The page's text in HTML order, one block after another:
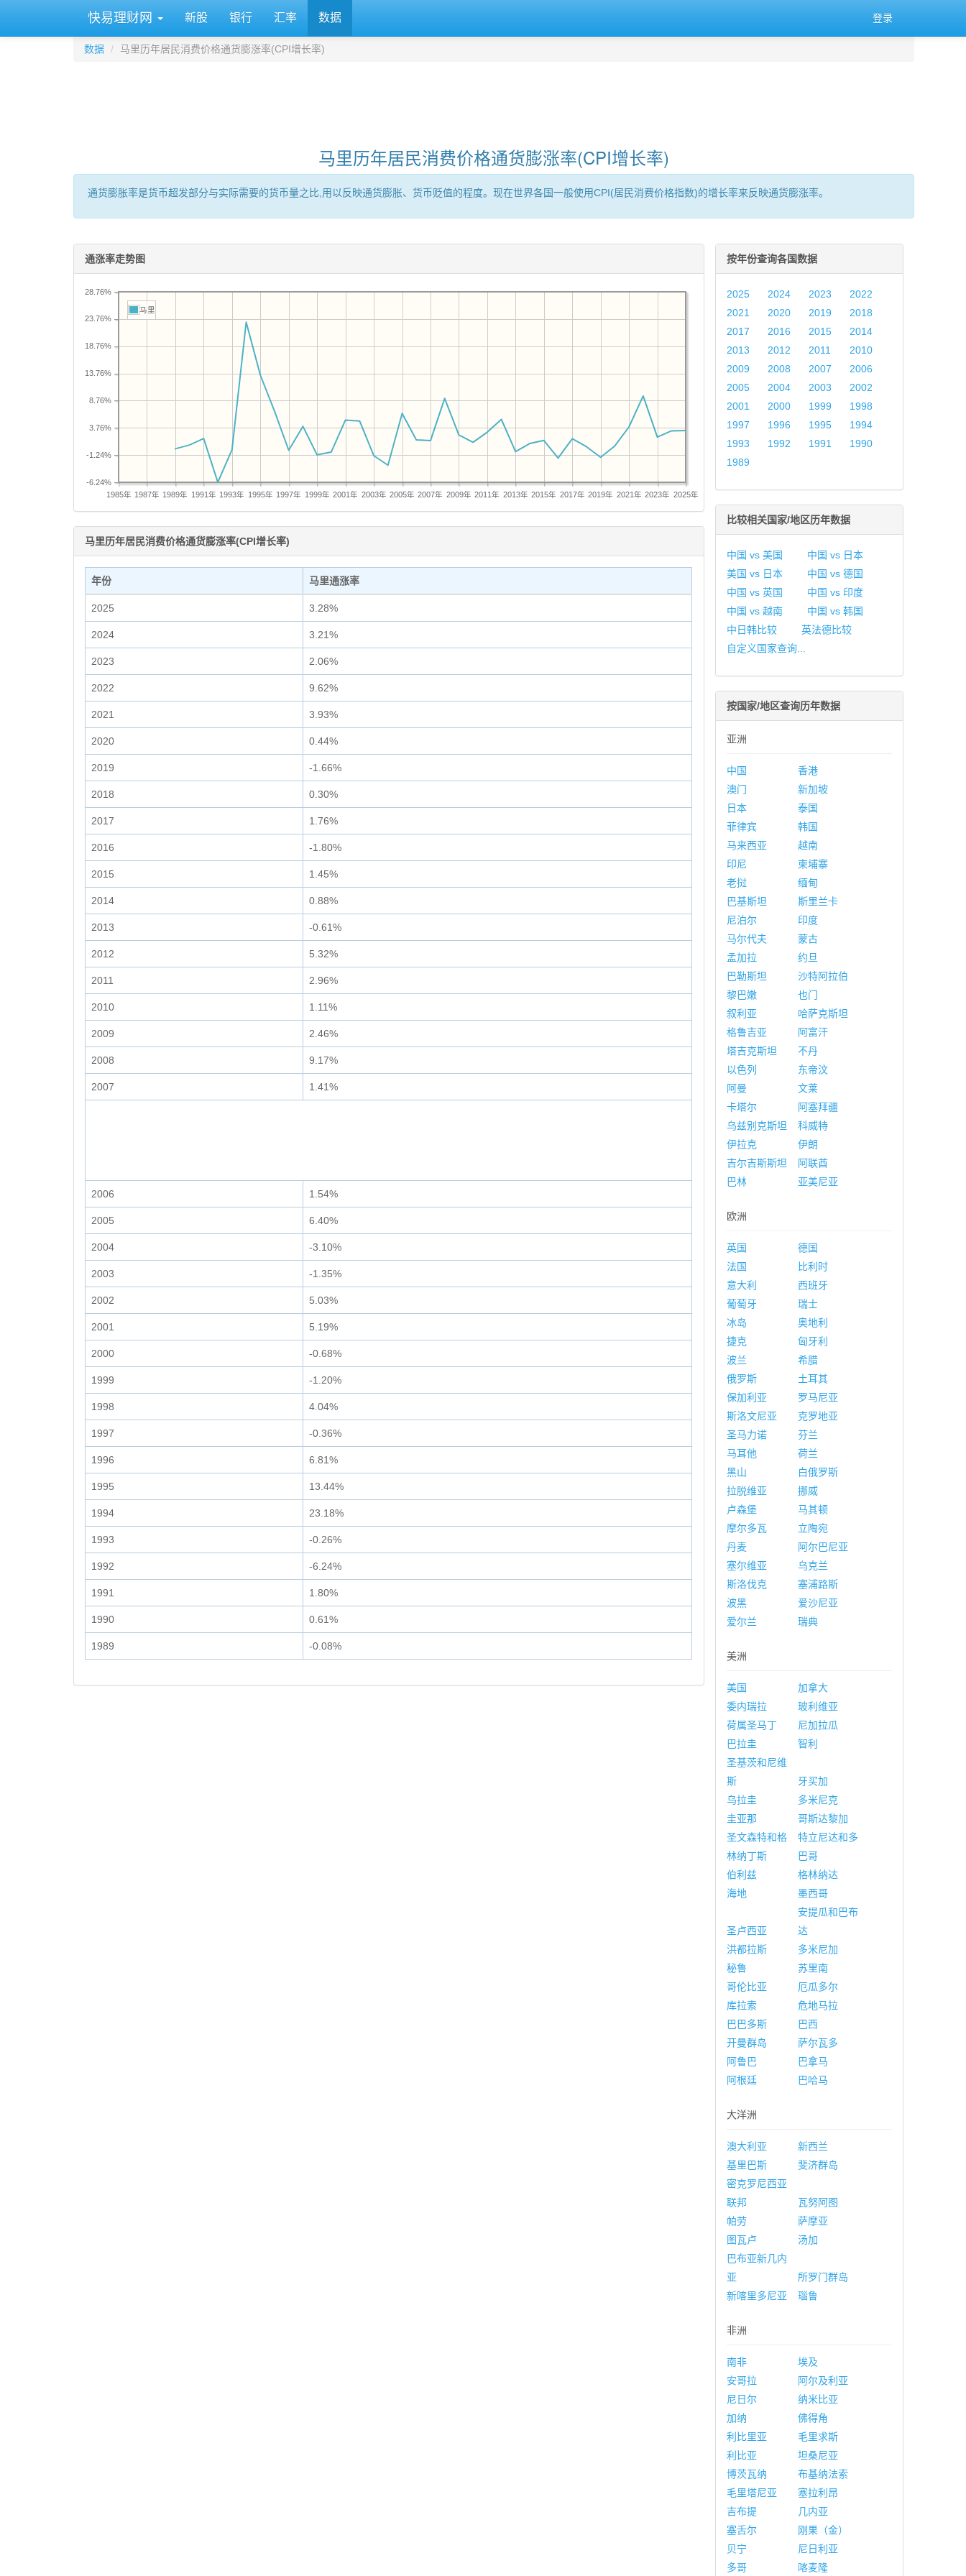
快易理财网 新股 银行 汇率 数据 登录
数据 马里历年居民消费价格通货膨涨率(CPI增长率)
马里历年居民消费价格通货膨涨率(CPI增长率)
通货膨胀率是货币超发部分与实际需要的货币量之比,用以反映通货膨胀、货币贬值的程度。现在世界各国一般使用CPI(居民消费价格指数)的增长率来反映通货膨涨率。
通涨率走势图
1985年 1987年 1989年 1991年 1993年 1995年 1997年 1999年 2001年 2003年 2005年 2007年 2009年 2011年 2013年 2015年 2017年 2019年 2021年 2023年 2025年
-6.24%
-1.24%
3.76%
8.76%
13.76%
18.76%
23.76%
28.76%
马里
马里历年居民消费价格通货膨涨率(CPI增长率)
年份 马里通涨率
2025 3.28%
2024 3.21%
2023 2.06%
2022 9.62%
2021 3.93%
2020 0.44%
2019 -1.66%
2018 0.30%
2017 1.76%
2016 -1.80%
2015 1.45%
2014 0.88%
2013 -0.61%
2012 5.32%
2011 2.96%
2010 1.11%
2009 2.46%
2008 9.17%
2007 1.41%
2006 1.54%
2005 6.40%
2004 -3.10%
2003 -1.35%
2002 5.03%
2001 5.19%
2000 -0.68%
1999 -1.20%
1998 4.04%
1997 -0.36%
1996 6.81%
1995 13.44%
1994 23.18%
1993 -0.26%
1992 -6.24%
1991 1.80%
1990 0.61%
1989 -0.08%
按年份查询各国数据
2025 2024 2023
2022
2021
2020 2019
2018
2017
2016 2015
2014
2013
2012 2011
2010
2009
2008 2007
2006
2005
2004 2003
2002
2001
2000 1999
1998
1997
1996 1995
1994
1993
1992 1991
1990
1989
比较相关国家/地区历年数据
中国 vs 美国
中国 vs 日本
美国 vs 日本
中国 vs 德国
中国 vs 英国
中国 vs 印度
中国 vs 越南
中国 vs 韩国
中日韩比较
英法德比较
自定义国家查询...
按国家/地区查询历年数据
亚洲
中国
香港
澳门
新加坡
日本
泰国
菲律宾
韩国
马来西亚
越南
印尼
柬埔寨
老挝
缅甸
巴基斯坦
斯里兰卡
尼泊尔
印度
马尔代夫
蒙古
孟加拉
约旦
巴勒斯坦
沙特阿拉伯
黎巴嫩
也门
叙利亚
哈萨克斯坦
格鲁吉亚
阿富汗
塔吉克斯坦
不丹
以色列
东帝汶
阿曼
文莱
卡塔尔
阿塞拜疆
乌兹别克斯坦
科威特
伊拉克
伊朗
吉尔吉斯斯坦
阿联酋
巴林
亚美尼亚
欧洲
英国
德国
法国
比利时
意大利
西班牙
葡萄牙
瑞士
冰岛
奥地利
捷克
匈牙利
波兰
希腊
俄罗斯
土耳其
保加利亚
罗马尼亚
斯洛文尼亚
克罗地亚
圣马力诺
芬兰
马耳他
荷兰
黑山
白俄罗斯
拉脱维亚
挪威
卢森堡
马其顿
摩尔多瓦
立陶宛
丹麦
阿尔巴尼亚
塞尔维亚
乌克兰
斯洛伐克
塞浦路斯
波黑
爱沙尼亚
爱尔兰
瑞典
美洲
美国
加拿大
委内瑞拉
玻利维亚
荷属圣马丁
尼加拉瓜
巴拉圭
智利
圣基茨和尼维
斯
牙买加
乌拉圭
多米尼克
圭亚那
哥斯达黎加
圣文森特和格
林纳丁斯
特立尼达和多
巴哥
伯利兹
格林纳达
海地
墨西哥
圣卢西亚
安提瓜和巴布
达
洪都拉斯
多米尼加
秘鲁
苏里南
哥伦比亚
厄瓜多尔
库拉索
危地马拉
巴巴多斯
巴西
开曼群岛
萨尔瓦多
阿鲁巴
巴拿马
阿根廷
巴哈马
大洋洲
澳大利亚
新西兰
基里巴斯
斐济群岛
密克罗尼西亚
联邦
瓦努阿图
帕劳
萨摩亚
图瓦卢
汤加
巴布亚新几内
亚
所罗门群岛
新喀里多尼亚
瑙鲁
非洲
南非
埃及
安哥拉
阿尔及利亚
尼日尔
纳米比亚
加纳
佛得角
利比里亚
毛里求斯
利比亚
坦桑尼亚
博茨瓦纳
布基纳法索
毛里塔尼亚
塞拉利昂
吉布提
几内亚
塞舌尔
刚果（金）
贝宁
尼日利亚
多哥
喀麦隆